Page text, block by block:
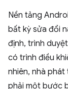
Nền tảng
bất kỳ sửa đổi
định, trình
có trình điều
nhiên, nhà
phải một bước